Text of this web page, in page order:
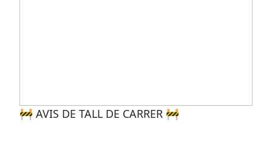
🚧 AVIS DE TALL DE CARRER 🚧